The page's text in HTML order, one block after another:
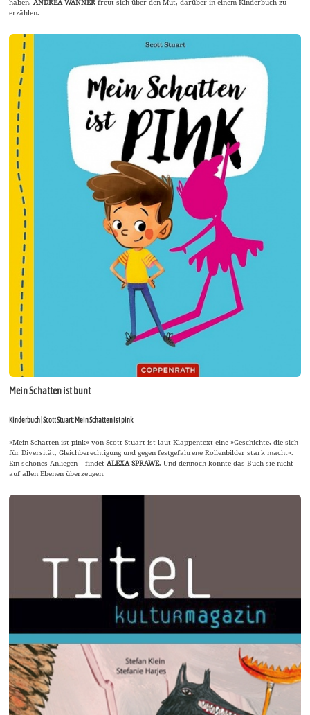
erzählen.
Mein Schatten ist bunt
Kinderbuch | Scott Stuart: Mein Schatten ist pink
»Mein Schatten ist pink« von Scott Stuart ist laut Klappentext eine »Geschichte, die sich
für Diversität, Gleichberechtigung und gegen festgefahrene Rollenbilder stark macht«.
Ein schönes Anliegen – findet ALEXA SPRAWE. Und dennoch konnte das Buch sie nicht
auf allen Ebenen überzeugen.